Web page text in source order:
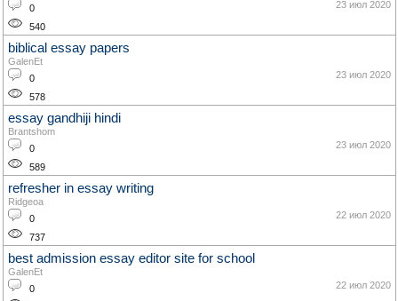
0
540
23 июл 2020
biblical essay papers
GalenEt
0
578
23 июл 2020
essay gandhiji hindi
Brantshom
0
589
23 июл 2020
refresher in essay writing
Ridgeoa
0
737
22 июл 2020
best admission essay editor site for school
GalenEt
0
22 июл 2020